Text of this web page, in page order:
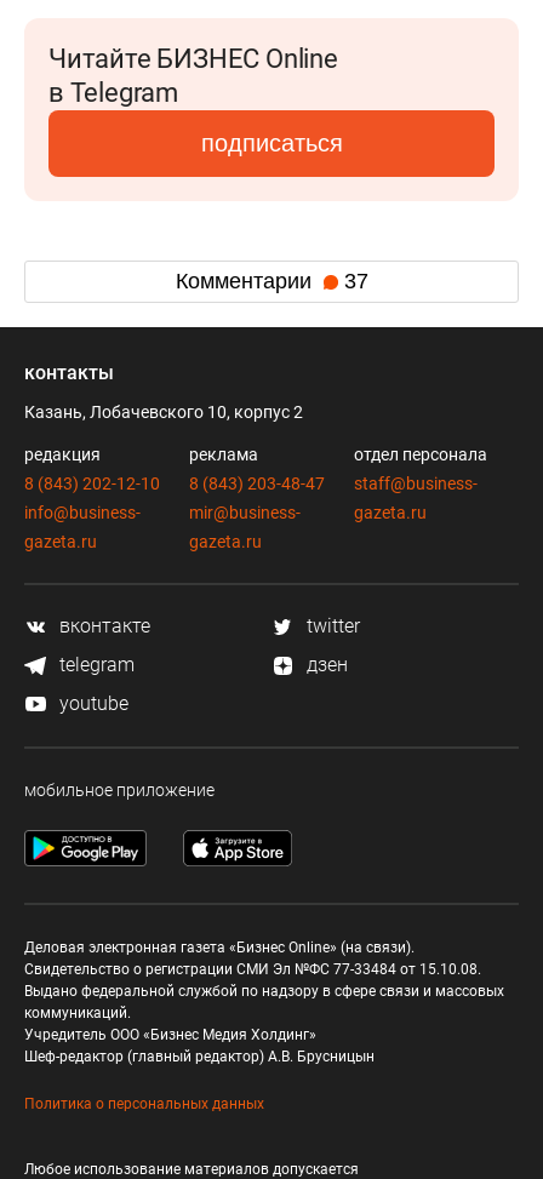
Читайте БИЗНЕС Online
в Telegram
подписаться
Комментарии 37
контакты
Казань, Лобачевского 10, корпус 2
редакция
8 (843) 202-12-10
info@business-
gazeta.ru
реклама
8 (843) 203-48-47
mir@business-
gazeta.ru
отдел персонала
staff@business-
gazeta.ru
вконтакте
twitter
telegram
дзен
youtube
мобильное приложение
Деловая электронная газета «Бизнес Online» (на связи).
Свидетельство о регистрации СМИ Эл №ФС 77-33484 от 15.10.08.
Выдано федеральной службой по надзору в сфере связи и массовых
коммуникаций.
Учредитель ООО «Бизнес Медия Холдинг»
Шеф-редактор (главный редактор) А.В. Брусницын
Политика о персональных данных
Любое использование материалов допускается